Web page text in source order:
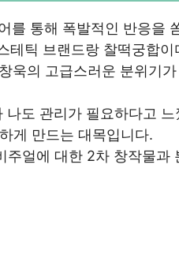
를 통해 폭발적인 반응을
테틱 브랜드랑 찰떡궁합
욱의 고급스러운 분위기
도 관리가 필요하다고
게 만드는 대목입니다.
얼에 대한 2차 창작물과